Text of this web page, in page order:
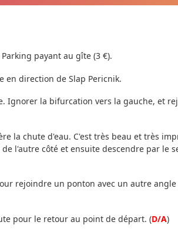
payant au gîte (3 €).
en direction de Slap Pericnik.
Ignorer la bifurcation vers la gauche, et
la chute d'eau. C'est très beau et très
l'autre côté et ensuite descendre par le
rejoindre un ponton avec un autre angle
pour le retour au point de départ. (D/A)